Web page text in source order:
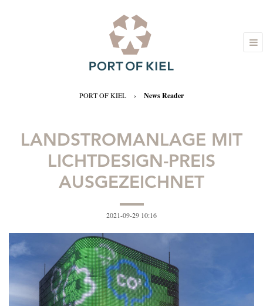
PORT OF KIEL › News Reader
LANDSTROMANLAGE MIT
LICHTDESIGN-PREIS
AUSGEZEICHNET
2021-09-29 10:16